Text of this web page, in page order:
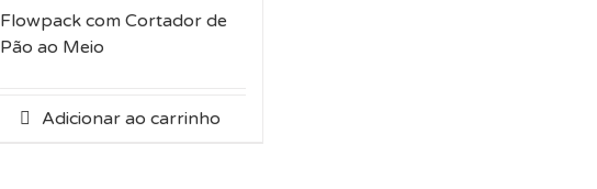
Flowpack com Cortador de
Pão ao Meio
Adicionar ao carrinho